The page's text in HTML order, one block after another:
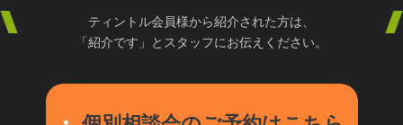
ティントル会員様から紹介された方は、
「紹介です」とスタッフにお伝えください。